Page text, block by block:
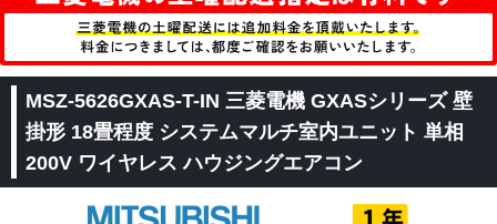
MSZ-5626GXAS-T-IN 三菱電機 GXASシリーズ 壁
掛形 18畳程度 システムマルチ室内ユニット 単相
200V ワイヤレス ハウジングエアコン